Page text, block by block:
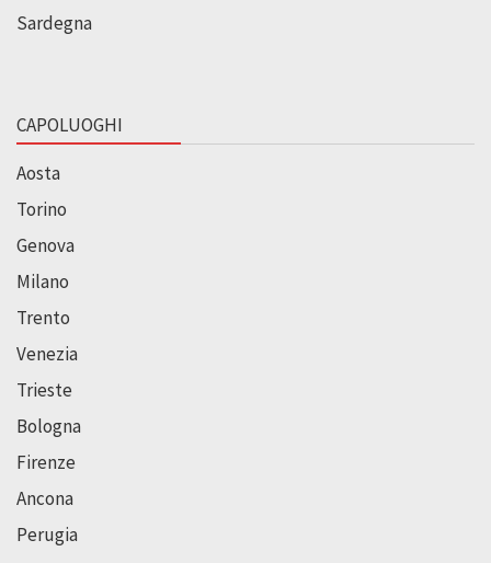
Sardegna
CAPOLUOGHI
Aosta
Torino
Genova
Milano
Trento
Venezia
Trieste
Bologna
Firenze
Ancona
Perugia